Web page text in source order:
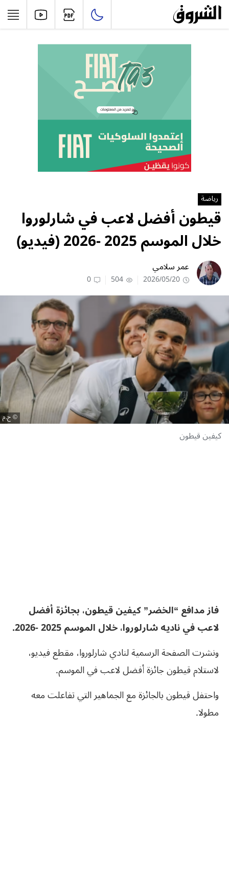
رياضة
قيطون أفضل لاعب في شارلوروا
خلال الموسم 2025 -2026 (فيديو)
عمر سلامي
2026/05/20
504
0
ح.م
كيفين قيطون
فاز مدافع “الخضر” كيفين قيطون، بجائزة أفضل
لاعب في ناديه شارلوروا، خلال الموسم 2025 -2026.
ونشرت الصفحة الرسمية لنادي شارلوروا، مقطع فيديو،
لاستلام قيطون جائزة أفضل لاعب في الموسم.
واحتفل قيطون بالجائزة مع الجماهير التي تفاعلت معه
مطولا.